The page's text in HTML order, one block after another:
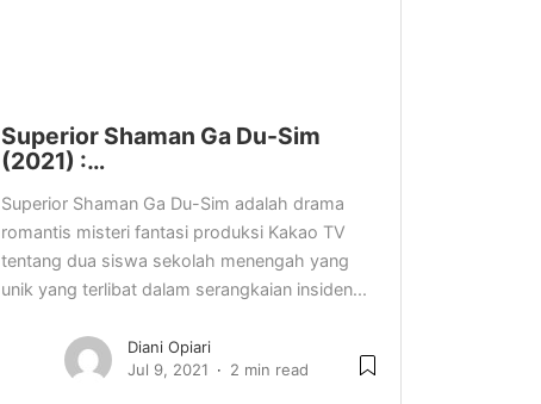
Superior Shaman Ga Du-Sim
(2021) :…
Superior Shaman Ga Du-Sim adalah drama
romantis misteri fantasi produksi Kakao TV
tentang dua siswa sekolah menengah yang
unik yang terlibat dalam serangkaian insiden...
Diani Opiari
Jul 9, 2021
2 min read